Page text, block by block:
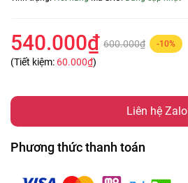
540.000₫ 600.000₫ -10%
(Tiết kiệm: 60.000₫)
Liên hệ Zalo
Phương thức thanh toán